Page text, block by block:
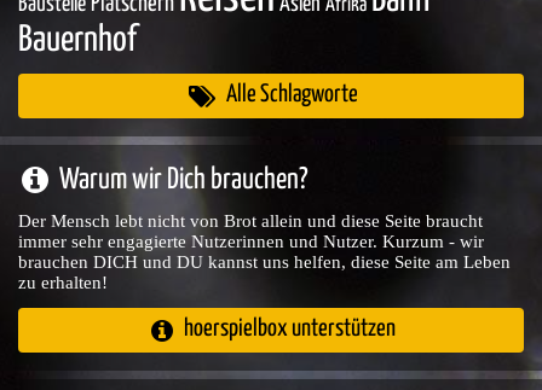
Afrika
Bauernhof
Alle Schlagworte
Warum wir Dich brauchen?
Der Mensch lebt nicht von Brot allein und diese Seite braucht
immer sehr engagierte Nutzerinnen und Nutzer. Kurzum - wir
brauchen DICH und DU kannst uns helfen, diese Seite am Leben
zu erhalten!
hoerspielbox unterstützen